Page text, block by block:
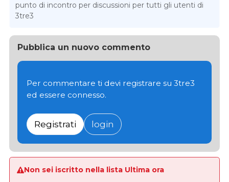
punto di incontro per discussioni per tutti gli utenti di
3tre3
Pubblica un nuovo commento
Per commentare ti devi registrare su 3tre3
ed essere connesso.
Registrati login
Non sei iscritto nella lista Ultima ora